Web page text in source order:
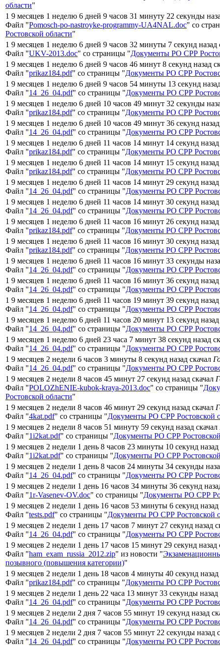
области"
1 9 месяцев 1 неделю 6 дней 9 часов 31 минуту 22 секунды
Файл "Pomosch-po-nastroyke-programmy-UA4NAL.doc" со
Ростовской области"
1 9 месяцев 1 неделю 6 дней 9 часов 32 минуты 7 секунд назад
Файл "UKV-2013.doc" со страницы "Документы РО СРР
1 9 месяцев 1 неделю 6 дней 9 часов 46 минут 8 секунд назад
Файл "prikaz184.pdf" со страницы "Документы РО СРР
1 9 месяцев 1 неделю 6 дней 9 часов 54 минуты 13 секунд
Файл "14_26_04.pdf" со страницы "Документы РО СРР
1 9 месяцев 1 неделю 6 дней 10 часов 49 минут 32 секунды
Файл "prikaz184.pdf" со страницы "Документы РО СРР
1 9 месяцев 1 неделю 6 дней 10 часов 49 минут 36 секунд
Файл "14_26_04.pdf" со страницы "Документы РО СРР
1 9 месяцев 1 неделю 6 дней 11 часов 14 минут 14 секунд
Файл "prikaz184.pdf" со страницы "Документы РО СРР
1 9 месяцев 1 неделю 6 дней 11 часов 14 минут 15 секунд
Файл "prikaz184.pdf" со страницы "Документы РО СРР
1 9 месяцев 1 неделю 6 дней 11 часов 14 минут 29 секунд
Файл "14_26_04.pdf" со страницы "Документы РО СРР
1 9 месяцев 1 неделю 6 дней 11 часов 14 минут 30 секунд
Файл "14_26_04.pdf" со страницы "Документы РО СРР
1 9 месяцев 1 неделю 6 дней 11 часов 16 минут 26 секунд
Файл "prikaz184.pdf" со страницы "Документы РО СРР
1 9 месяцев 1 неделю 6 дней 11 часов 16 минут 30 секунд
Файл "prikaz184.pdf" со страницы "Документы РО СРР
1 9 месяцев 1 неделю 6 дней 11 часов 16 минут 33 секунды
Файл "14_26_04.pdf" со страницы "Документы РО СРР
1 9 месяцев 1 неделю 6 дней 11 часов 16 минут 36 секунд
Файл "14_26_04.pdf" со страницы "Документы РО СРР
1 9 месяцев 1 неделю 6 дней 11 часов 19 минут 39 секунд
Файл "14_26_04.pdf" со страницы "Документы РО СРР
1 9 месяцев 1 неделю 6 дней 11 часов 20 минут 13 секунд
Файл "14_26_04.pdf" со страницы "Документы РО СРР
1 9 месяцев 1 неделю 6 дней 23 часа 7 минут 38 секунд назад
Файл "14_26_04.pdf" со страницы "Документы РО СРР
1 9 месяцев 2 недели 6 часов 3 минуты 8 секунд назад скачал
Файл "14_26_04.pdf" со страницы "Документы РО СРР
1 9 месяцев 2 недели 8 часов 45 минут 27 секунд назад скачал
Файл "POLOZhENIE-kubok-kraya-2013.doc" со страницы "
Ростовской области"
1 9 месяцев 2 недели 8 часов 46 минут 29 секунд назад скачал
Файл "4kat.pdf" со страницы "Документы РО СРР Ростовской
1 9 месяцев 2 недели 8 часов 51 минуту 59 секунд назад скачал
Файл "1i2kat.pdf" со страницы "Документы РО СРР
1 9 месяцев 2 недели 1 день 8 часов 23 минуты 10 секунд
Файл "1i2kat.pdf" со страницы "Документы РО СРР
1 9 месяцев 2 недели 1 день 8 часов 24 минуты 34 секунды
Файл "14_26_04.pdf" со страницы "Документы РО СРР
1 9 месяцев 2 недели 1 день 16 часов 34 минуты 36 секунд
Файл "1r-Vasenev-OV.doc" со страницы "Документы РО СРР
1 9 месяцев 2 недели 1 день 16 часов 53 минуты 6 секунд
Файл "tests.pdf" со страницы "Документы РО СРР Ростовской
1 9 месяцев 2 недели 1 день 17 часов 7 минут 27 секунд назад
Файл "14_26_04.pdf" со страницы "Документы РО СРР
1 9 месяцев 2 недели 1 день 17 часов 15 минут 29 секунд назад
Файл "ham_exam_russia_2012.zip" из новости "
позывного (повышения категории)"
1 9 месяцев 2 недели 1 день 18 часов 4 минуты 40 секунд
Файл "prikaz184.pdf" со страницы "Документы РО СРР
1 9 месяцев 2 недели 1 день 22 часа 13 минут 33 секунды
Файл "14_26_04.pdf" со страницы "Документы РО СРР
1 9 месяцев 2 недели 2 дня 7 часов 55 минут 19 секунд назад
Файл "14_26_04.pdf" со страницы "Документы РО СРР
1 9 месяцев 2 недели 2 дня 7 часов 55 минут 22 секунды назад
Файл "14_26_04.pdf" со страницы "Документы РО СРР